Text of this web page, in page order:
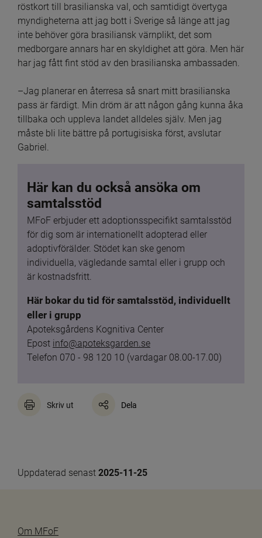
röstkort till brasilianska val, och samtidigt övertyga
myndigheterna att jag bott i Sverige så länge att jag
inte behöver göra brasiliansk värnplikt, det som
medborgare annars har en skyldighet att göra. Men här
har jag fått fint stöd av den brasilianska ambassaden.
–Jag planerar en återresa så snart mitt brasilianska
pass är färdigt. Min dröm är att någon gång kunna åka
tillbaka och uppleva landet alldeles själv. Men jag
måste bli lite bättre på portugisiska först, avslutar
Gabriel.
Här kan du också ansöka om
samtalsstöd
MFoF erbjuder ett adoptionsspecifikt samtalsstöd
för dig som är internationellt adopterad eller
adoptivförälder. Stödet kan ske genom
individuella, vägledande samtal eller i grupp och
är kostnadsfritt.
Här bokar du tid för samtalsstöd, individuellt
eller i grupp
Apoteksgårdens Kognitiva Center
Epost info@apoteksgarden.se
Telefon 070 - 98 120 10 (vardagar 08.00-17.00)
Skriv ut Dela
Uppdaterad senast 2025-11-25
Om MFoF